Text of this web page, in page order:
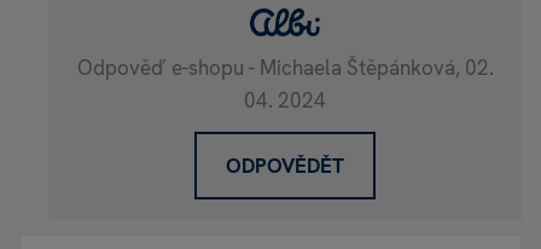
Odpověď e-shopu - Michaela Štěpánková, 02.
04. 2024
ODPOVĚDĚT